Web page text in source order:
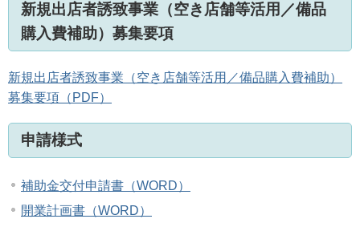
新規出店者誘致事業（空き店舗等活用／備品
購入費補助）募集要項
新規出店者誘致事業（空き店舗等活用／備品購入費補助）
募集要項（PDF）
申請様式
補助金交付申請書（WORD）
開業計画書（WORD）